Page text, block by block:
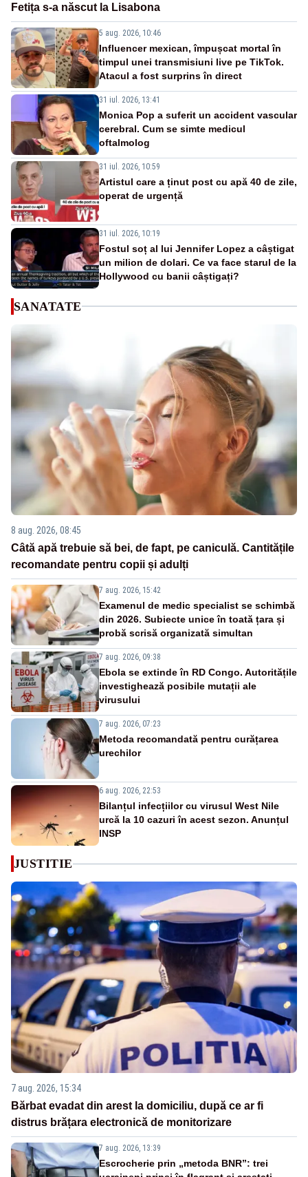
Fetița s-a născut la Lisabona
5 aug. 2026, 10:46
Influencer mexican, împușcat mortal în
timpul unei transmisiuni live pe TikTok.
Atacul a fost surprins în direct
31 iul. 2026, 13:41
Monica Pop a suferit un accident vascular
cerebral. Cum se simte medicul
oftalmolog
31 iul. 2026, 10:59
Artistul care a ținut post cu apă 40 de zile,
operat de urgență
31 iul. 2026, 10:19
Fostul soț al lui Jennifer Lopez a câștigat
un milion de dolari. Ce va face starul de la
Hollywood cu banii câștigați?
SANATATE
8 aug. 2026, 08:45
Câtă apă trebuie să bei, de fapt, pe caniculă. Cantitățile
recomandate pentru copii și adulți
7 aug. 2026, 15:42
Examenul de medic specialist se schimbă
din 2026. Subiecte unice în toată țara și
probă scrisă organizată simultan
7 aug. 2026, 09:38
Ebola se extinde în RD Congo. Autoritățile
investighează posibile mutații ale
virusului
7 aug. 2026, 07:23
Metoda recomandată pentru curățarea
urechilor
6 aug. 2026, 22:53
Bilanțul infecțiilor cu virusul West Nile
urcă la 10 cazuri în acest sezon. Anunțul
INSP
JUSTITIE
7 aug. 2026, 15:34
Bărbat evadat din arest la domiciliu, după ce ar fi
distrus brățara electronică de monitorizare
7 aug. 2026, 13:39
Escrocherie prin „metoda BNR”: trei